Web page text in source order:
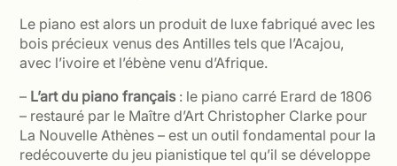
Le piano est alors un produit de luxe fabriqué avec les
bois précieux venus des Antilles tels que l’Acajou,
avec l’ivoire et l’ébène venu d’Afrique.
– L’art du piano français: le piano carré Erard de 1806
– restauré par le Maître d’Art Christopher Clarke pour
La Nouvelle Athènes – est un outil fondamental pour la
redécouverte du jeu pianistique tel qu’il se développe